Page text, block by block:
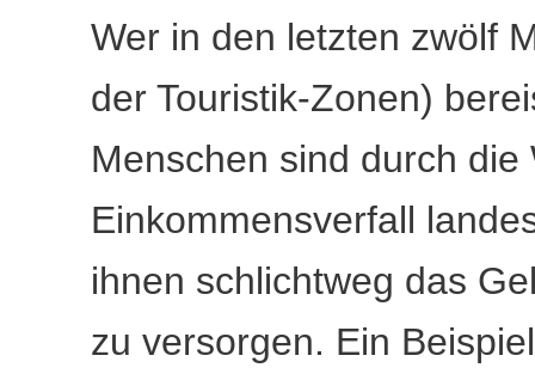
Wer in den letzten zwölf
der Touristik-Zonen)
Menschen sind durch
Einkommensverfall
ihnen schlichtweg das
zu versorgen. Ein